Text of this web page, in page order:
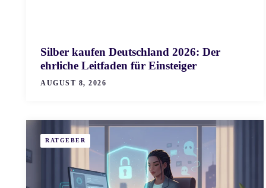
Silber kaufen Deutschland 2026: Der
ehrliche Leitfaden für Einsteiger
AUGUST 8, 2026
RATGEBER